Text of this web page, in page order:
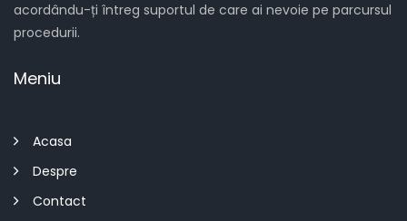
acordându-ți întreg suportul de care ai nevoie pe parcursul
procedurii.
Meniu
Acasa
Despre
Contact